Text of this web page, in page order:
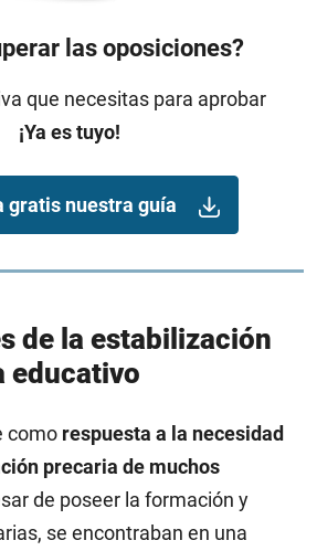
las oposiciones?
que necesitas para aprobar
¡Ya es tuyo!
gratis nuestra guía
de la estabilización
educativo
como respuesta a la necesidad
precaria de muchos
de poseer la formación y
se encontraban en una